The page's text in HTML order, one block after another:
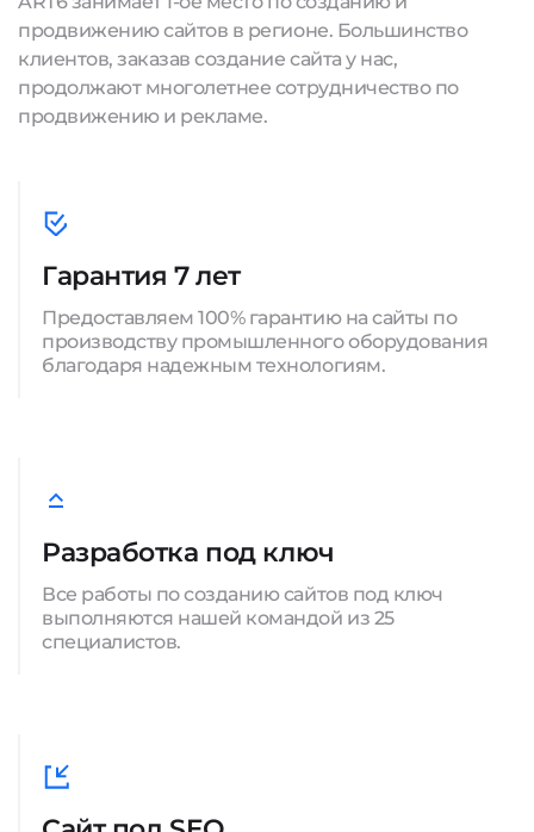
продвижению сайтов в регионе. Большинство
клиентов, заказав создание сайта у нас,
продолжают многолетнее сотрудничество по
продвижению и рекламе.
Гарантия 7 лет
Предоставляем 100% гарантию на сайты по
производству промышленного оборудования
благодаря надежным технологиям.
Разработка под ключ
Все работы по созданию сайтов под ключ
выполняются нашей командой из 25
специалистов.